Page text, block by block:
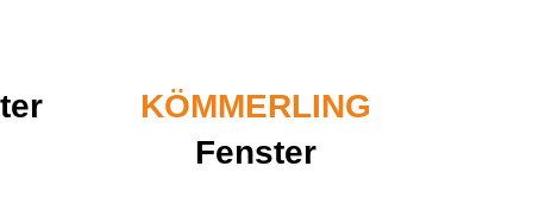
KÖMMERLING
Fenster